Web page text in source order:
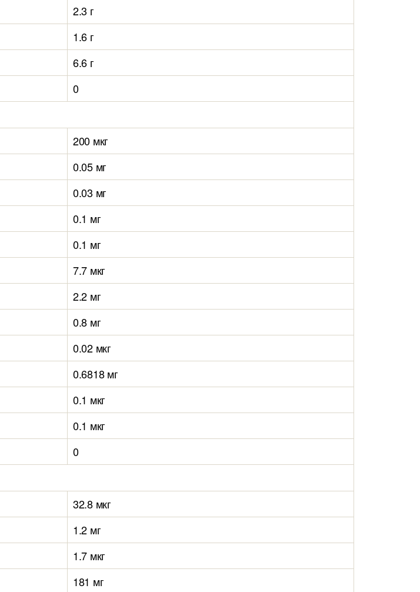
2.3 г
1.6 г
6.6 г
0
200 мкг
0.05 мг
0.03 мг
0.1 мг
0.1 мг
7.7 мкг
2.2 мг
0.8 мг
0.02 мкг
0.6818 мг
0.1 мкг
0.1 мкг
0
32.8 мкг
1.2 мг
1.7 мкг
181 мг